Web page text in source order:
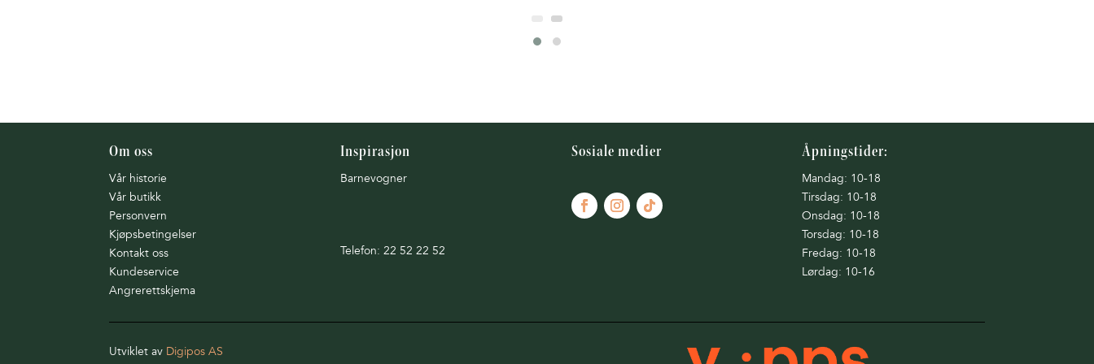
Om oss
Vår historie
Vår butikk
Personvern
Kjøpsbetingelser
Kontakt oss
Kundeservice
Angrerettskjema
Inspirasjon
Barnevogner
Telefon: 22 52 22 52
Sosiale medier Åpningstider:
Mandag: 10-18
Tirsdag: 10-18
Onsdag: 10-18
Torsdag: 10-18
Fredag: 10-18
Lørdag: 10-16
Utviklet av Digipos AS